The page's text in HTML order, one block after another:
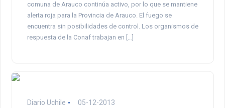
comuna de Arauco continúa activo, por lo que se mantiene
alerta roja para la Provincia de Arauco. El fuego se
encuentra sin posibilidades de control. Los organismos de
respuesta de la Conaf trabajan en […]
Diario Uchile 05-12-2013